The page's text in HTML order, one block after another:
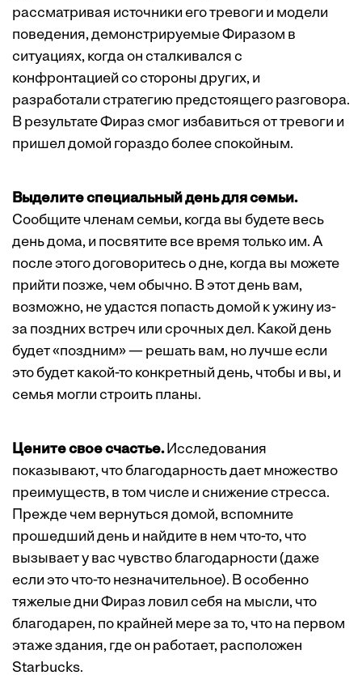
рассматривая источники его тревоги и модели
поведения, демонстрируемые Фиразом в
ситуациях, когда он сталкивался с
конфронтацией со стороны других, и
разработали стратегию предстоящего разговора.
В результате Фираз смог избавиться от тревоги и
пришел домой гораздо более спокойным.
Выделите специальный день для семьи.
Сообщите членам семьи, когда вы будете весь
день дома, и посвятите все время только им. А
после этого договоритесь о дне, когда вы можете
прийти позже, чем обычно. В этот день вам,
возможно, не удастся попасть домой к ужину из-
за поздних встреч или срочных дел. Какой день
будет «поздним» — решать вам, но лучше если
это будет какой-то конкретный день, чтобы и вы, и
семья могли строить планы.
Цените свое счастье.Исследования
показывают, что благодарность дает множество
преимуществ, в том числе и снижение стресса.
Прежде чем вернуться домой, вспомните
прошедший день и найдите в нем что-то, что
вызывает у вас чувство благодарности (даже
если это что-то незначительное). В особенно
тяжелые дни Фираз ловил себя на мысли, что
благодарен, по крайней мере за то, что на первом
этаже здания, где он работает, расположен
Starbucks.